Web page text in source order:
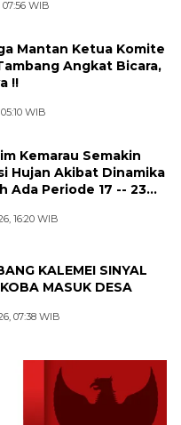
WIB
Mantan Ketua Komite
Angkat Bicara,
!!
WIB
Kemarau Semakin
Hujan Akibat Dinamika
Ada Periode 17 -- 23
16:20 WIB
KALEMEI SINYAL
MASUK DESA
07:38 WIB